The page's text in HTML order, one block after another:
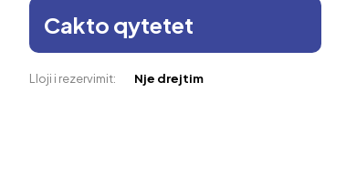
Cakto qytetet
Lloji i rezervimit: Nje drejtim